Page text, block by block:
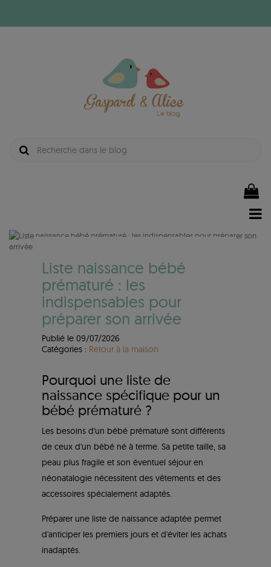
Liste naissance bébé
prématuré : les
indispensables pour
préparer son arrivée
Publié le 09/07/2026
Catégories : Retour à la maison
Pourquoi une liste de
naissance spécifique pour un
bébé prématuré ?
Les besoins d'un bébé prématuré sont différents
de ceux d'un bébé né à terme. Sa petite taille, sa
peau plus fragile et son éventuel séjour en
néonatalogie nécessitent des vêtements et des
accessoires spécialement adaptés.
Préparer une liste de naissance adaptée permet
d'anticiper les premiers jours et d'éviter les achats
inadaptés.